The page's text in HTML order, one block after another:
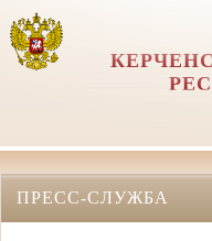
ПРЕСС-СЛУЖБА